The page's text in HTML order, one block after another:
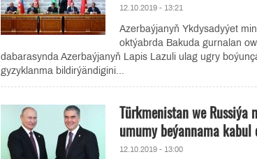
12.10.2019 - 13:21
Azerbaýjanyň Ykdysadyýet
oktýabrda Bakuda gurnalan
dabarasynda Azerbaýjanyň Lapis Lazuli ulag ugry
gyzyklanma bildirýändigini...
Türkmenistan we Russiýa
umumy beýannama
12.10.2019 - 13:00